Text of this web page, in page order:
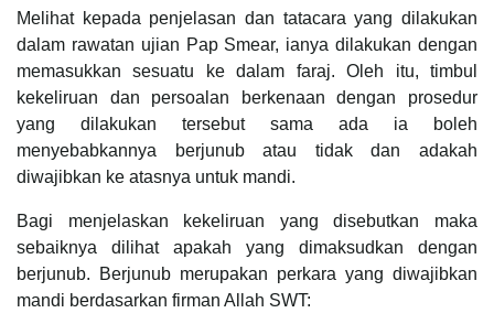
Melihat kepada penjelasan dan tatacara yang dilakukan
dalam rawatan ujian Pap Smear, ianya dilakukan dengan
memasukkan sesuatu ke dalam faraj. Oleh itu, timbul
kekeliruan dan persoalan berkenaan dengan prosedur
yang dilakukan tersebut sama ada ia boleh
menyebabkannya berjunub atau tidak dan adakah
diwajibkan ke atasnya untuk mandi.
Bagi menjelaskan kekeliruan yang disebutkan maka
sebaiknya dilihat apakah yang dimaksudkan dengan
berjunub. Berjunub merupakan perkara yang diwajibkan
mandi berdasarkan firman Allah SWT: